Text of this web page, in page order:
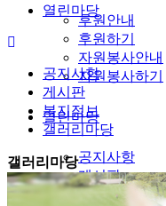
후원안내
후원하기
자원봉사안내
자원봉사하기
열린마당
공지사항
게시판
복지정보
열린마당
공지사항
게시판
복지정보
갤러리마당
갤러리마당